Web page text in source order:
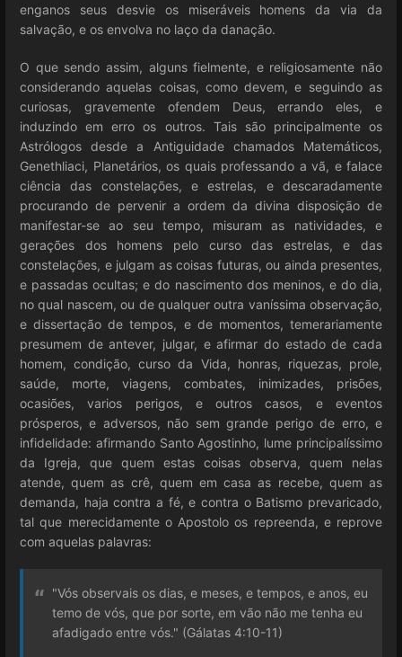
enganos seus desvie os miseráveis homens da via da
salvação, e os envolva no laço da danação.
O que sendo assim, alguns fielmente, e religiosamente não
considerando aquelas coisas, como devem, e seguindo as
curiosas, gravemente ofendem Deus, errando eles, e
induzindo em erro os outros. Tais são principalmente os
Astrólogos desde a Antiguidade chamados Matemáticos,
Genethliaci, Planetários, os quais professando a vã, e falace
ciência das constelações, e estrelas, e descaradamente
procurando de pervenir a ordem da divina disposição de
manifestar-se ao seu tempo, misuram as natividades, e
gerações dos homens pelo curso das estrelas, e das
constelações, e julgam as coisas futuras, ou ainda presentes,
e passadas ocultas; e do nascimento dos meninos, e do dia,
no qual nascem, ou de qualquer outra vaníssima observação,
e dissertação de tempos, e de momentos, temerariamente
presumem de antever, julgar, e afirmar do estado de cada
homem, condição, curso da Vida, honras, riquezas, prole,
saúde, morte, viagens, combates, inimizades, prisões,
ocasiões, varios perigos, e outros casos, e eventos
prósperos, e adversos, não sem grande perigo de erro, e
infidelidade: afirmando Santo Agostinho, lume principalíssimo
da Igreja, que quem estas coisas observa, quem nelas
atende, quem as crê, quem em casa as recebe, quem as
demanda, haja contra a fé, e contra o Batismo prevaricado,
tal que merecidamente o Apostolo os repreenda, e reprove
com aquelas palavras:
"Vós observais os dias, e meses, e tempos, e anos, eu
temo de vós, que por sorte, em vão não me tenha eu
afadigado entre vós." (Gálatas 4:10-11)